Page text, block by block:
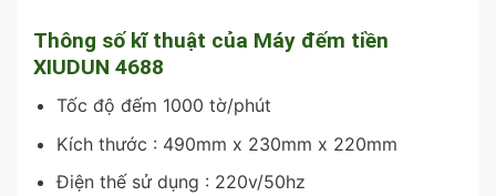
Thông số kĩ thuật của Máy đếm tiền
XIUDUN 4688
Tốc độ đếm 1000 tờ/phút
Kích thước : 490mm x 230mm x 220mm
Điện thế sử dụng : 220v/50hz